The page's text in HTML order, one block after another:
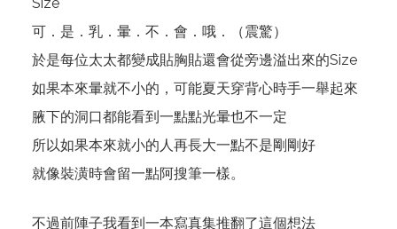
可．是．乳．暈．不．會．哦．（震驚）
於是每位太太都變成貼胸貼還會從旁邊溢出來的Size
如果本來暈就不小的，可能夏天穿背心時手一舉起來
腋下的洞口都能看到一點點光暈也不一定
所以如果本來就小的人再長大一點不是剛剛好
就像裝潢時會留一點阿搜筆一樣。
不過前陣子我看到一本寫真集推翻了這個想法